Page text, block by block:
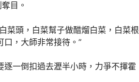
目。
菜頭，白菜幫子做醋熘白菜，白菜根
，大師非常接待。”
一倒扣過去瀝半小時，力爭不揮霍